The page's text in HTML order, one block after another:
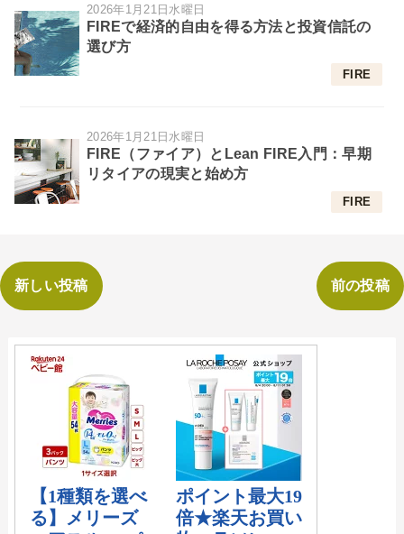
2026年1月21日水曜日
FIREで経済的自由を得る方法と投資信託の
選び方
FIRE
2026年1月21日水曜日
FIRE（ファイア）とLean FIRE入門：早期
リタイアの現実と始め方
FIRE
新しい投稿 前の投稿